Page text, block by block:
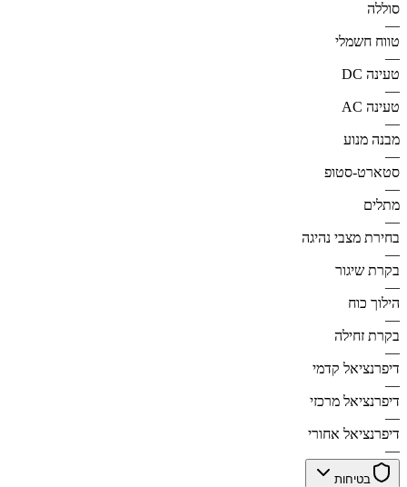
סוללה
—
טווח חשמלי
—
טעינה DC
—
טעינה AC
—
מבנה מנוע
—
סטארט-סטופ
—
מתלים
—
בחירת מצבי נהיגה
—
בקרת שיגור
—
הילוך כוח
—
בקרת זחילה
—
דיפרנציאל קדמי
—
דיפרנציאל מרכזי
—
דיפרנציאל אחורי
—
בטיחות